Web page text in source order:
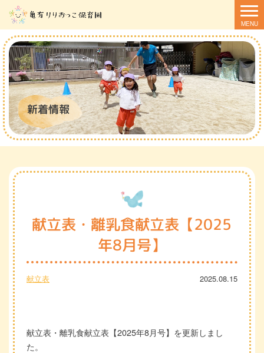
新着情報
献立表・離乳食献立表【2025
年8月号】
献立表 2025.08.15
献立表・離乳食献立表【2025年8月号】を更新しまし
た。